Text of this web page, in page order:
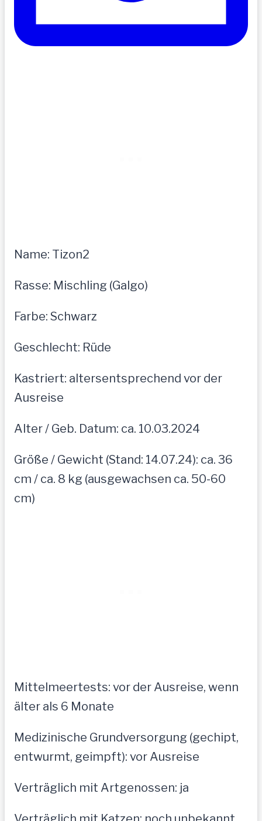
Name: Tizon2
Rasse: Mischling (Galgo)
Farbe: Schwarz
Geschlecht: Rüde
Kastriert: altersentsprechend vor der
Ausreise
Alter / Geb. Datum: ca. 10.03.2024
Größe / Gewicht (Stand: 14.07.24): ca. 36
cm / ca. 8 kg (ausgewachsen ca. 50-60
cm)
Mittelmeertests: vor der Ausreise, wenn
älter als 6 Monate
Medizinische Grundversorgung (gechipt,
entwurmt, geimpft): vor Ausreise
Verträglich mit Artgenossen: ja